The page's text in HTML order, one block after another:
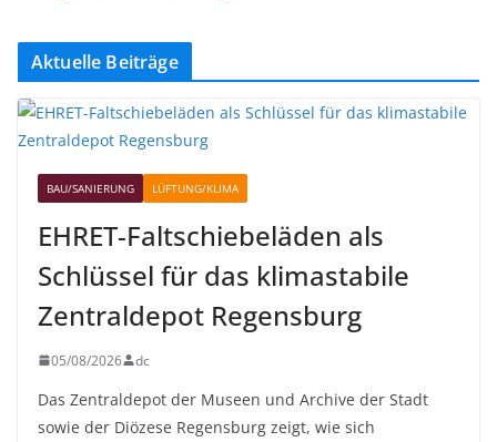
Aktuelle Beiträge
BAU/SANIERUNG LÜFTUNG/KLIMA
EHRET-Faltschiebeläden als
Schlüssel für das klimastabile
Zentraldepot Regensburg
05/08/2026 dc
Das Zentraldepot der Museen und Archive der Stadt
sowie der Diözese Regensburg zeigt, wie sich